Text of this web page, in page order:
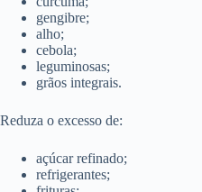
gengibre;
alho;
cebola;
leguminosas;
grãos integrais.
Reduza o excesso de:
açúcar refinado;
refrigerantes;